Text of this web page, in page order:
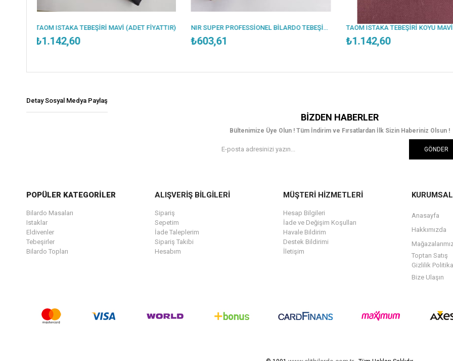
MAVİ (ADET FİYATTIR) NIR SUPER PROFESSİONEL BİLARDO TEBEŞİRİ (3'LÜ) TAOM ISTAKA TEBEŞİRİ KOYU MAVİ (ADET FİYATTIR)
Detay Sosyal Medya Paylaş
BIZDEN HABERLER
Bültenimize Üye Olun ! Tüm İndirim ve Fırsatlardan İlk Sizin Haberiniz Olsun !
GÖNDER
POPÜLER KATEGORİLER
Bilardo Masaları
Istaklar
Eldivenler
Tebeşirler
Bilardo Topları
ALIŞVERİŞ BİLGİLERİ
Sipariş
Sepetim
İade Taleplerim
Sipariş Takibi
Hesabım
MÜŞTERİ HİZMETLERİ
Hesap Bilgileri
İade ve Değişim Koşulları
Havale Bildirim
Destek Bildirimi
İletişim
KURUMSAL
Anasayfa
Hakkımızda
Toptan Satış
Gizlilik
Bize Ulaşın